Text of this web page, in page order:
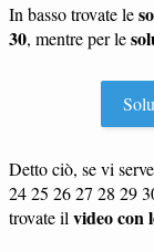
In basso trovate le
30, mentre per le
Detto ciò, se vi
24 25 26 27 28 29
trovate il video con